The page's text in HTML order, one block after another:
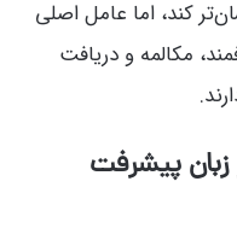
کند، اما عامل اصلی
مکالمه و دریافت
زبان پیشرفت